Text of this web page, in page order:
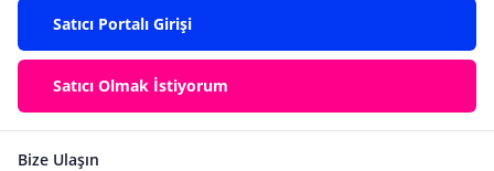
Satıcı Portalı Girişi
Satıcı Olmak İstiyorum
Bize Ulaşın